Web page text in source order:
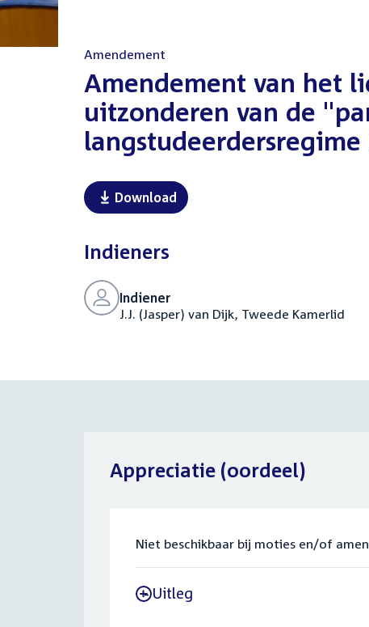
Amendement
Amendement van het
uitzonderen van de
Download
Indieners
Indiener
J.J. (Jasper) van Dijk, Tweede Kamerlid
Appreciatie (oordeel)
Niet beschikbaar bij moties en/of
- Uitleg